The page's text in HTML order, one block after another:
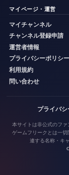
マイページ・運営
マイチャンネル
チャンネル登録申請
運営者情報
プライバシーポリシー
利用規約
問い合わせ
プライバ
本サイトは非公式のフ
ゲームフリークとは一
連する名称・キ